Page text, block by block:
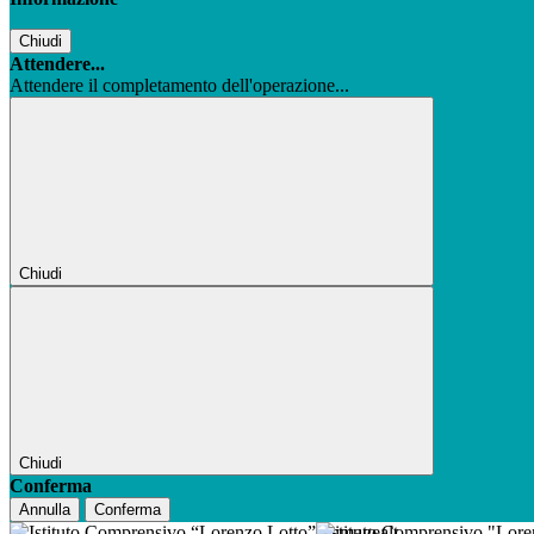
Chiudi
Attendere...
Attendere il completamento dell'operazione...
Chiudi
Chiudi
Conferma
Annulla Conferma